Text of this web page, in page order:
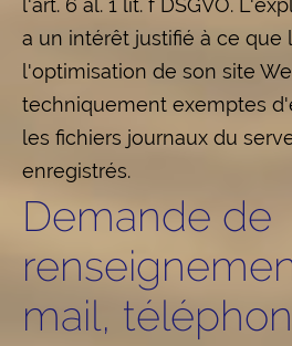
l'art. 6 al. 1 lit. f DSGVO.
a un intérêt justifié à ce que
l'optimisation de son site
techniquement exemptes
les fichiers journaux du
enregistrés.
Demande de
mail,